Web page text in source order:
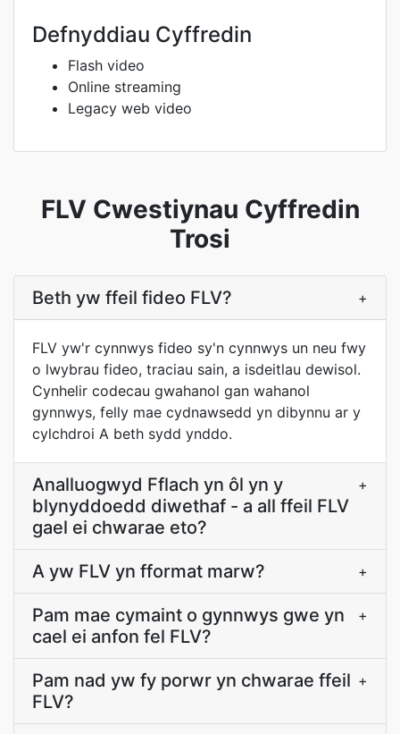
Defnyddiau Cyffredin
Flash video
Online streaming
Legacy web video
FLV Cwestiynau Cyffredin
Trosi
Beth yw ffeil fideo FLV? +
FLV yw'r cynnwys fideo sy'n cynnwys un neu fwy
o lwybrau fideo, traciau sain, a isdeitlau dewisol.
Cynhelir codecau gwahanol gan wahanol
gynnwys, felly mae cydnawsedd yn dibynnu ar y
cylchdroi A beth sydd ynddo.
Analluogwyd Fflach yn ôl yn y
blynyddoedd diwethaf - a all ffeil FLV
gael ei chwarae eto?
+
A yw FLV yn fformat marw? +
Pam mae cymaint o gynnwys gwe yn
cael ei anfon fel FLV?
+
Pam nad yw fy porwr yn chwarae ffeil
FLV?
+